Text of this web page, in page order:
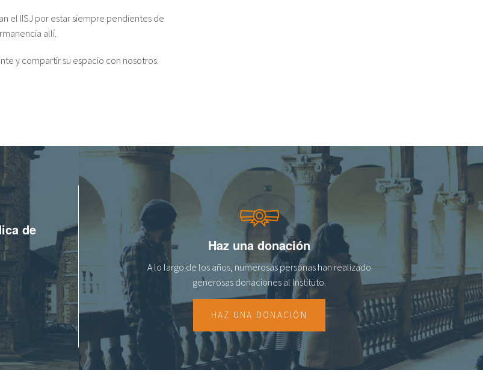
el IISJ por estar siempre pendientes de
allí.
y compartir su espacio con nosotros.
de
Haz una donación
A lo largo de los años, numerosas personas han realizado
generosas donaciones al lnstituto.
HAZ UNA DONACIÓN